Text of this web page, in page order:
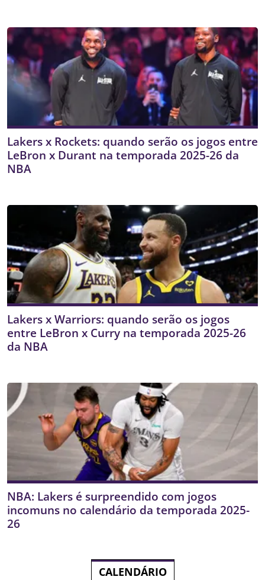
Lakers x Rockets: quando serão os jogos entre
LeBron x Durant na temporada 2025-26 da
NBA
Lakers x Warriors: quando serão os jogos
entre LeBron x Curry na temporada 2025-26
da NBA
NBA: Lakers é surpreendido com jogos
incomuns no calendário da temporada 2025-
26
CALENDÁRIO